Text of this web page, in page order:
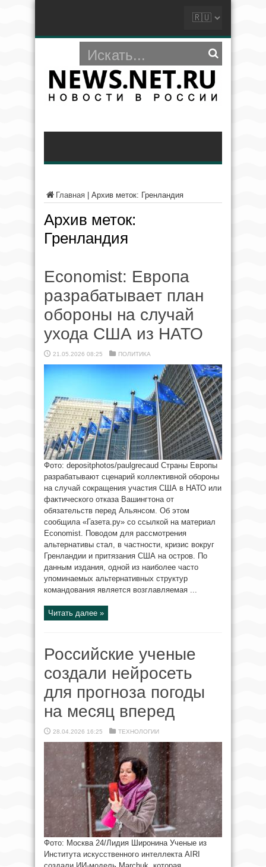
Главная Архив меток: Гренландия
Архив меток:
Гренландия
Economist: Европа
разрабатывает план
обороны на случай
ухода США из НАТО
21.05.2026 08:25 ПОЛИТИКА
Фото: depositphotos/paulgrecaud Страны Европы
разрабатывают сценарий коллективной обороны
на случай сокращения участия США в НАТО или
фактического отказа Вашингтона от
обязательств перед Альянсом. Об этом
сообщила «Газета.ру» со ссылкой на материал
Economist. Поводом для рассмотрения
альтернативы стал, в частности, кризис вокруг
Гренландии и притязания США на остров. По
данным издания, одной из наиболее часто
упоминаемых альтернативных структур
командования является возглавляемая ...
Читать далее »
Российские ученые
создали нейросеть
для прогноза погоды
на месяц вперед
28.04.2026 16:25 ТЕХНОЛОГИИ
Фото: Москва 24/Лидия Широнина Ученые из
Института искусственного интеллекта AIRI